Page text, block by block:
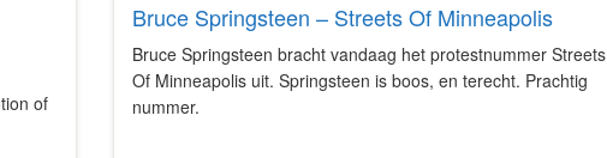
of
Bruce Springsteen – Streets Of Minneapolis
Bruce Springsteen bracht vandaag het protestnummer Streets
Of Minneapolis uit. Springsteen is boos, en terecht. Prachtig
nummer.